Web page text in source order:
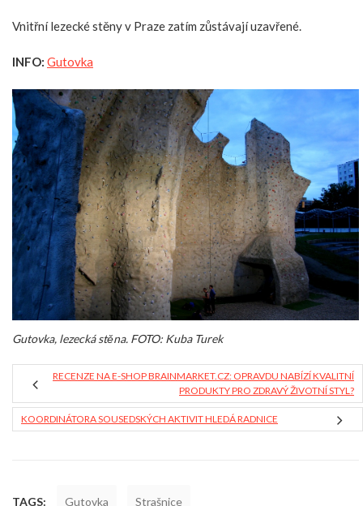
Vnitřní lezecké stěny v Praze zatím zůstávají uzavřené.
INFO: Gutovka
Gutovka, lezecká stěna. FOTO: Kuba Turek
RECENZE NA E-SHOP BRAINMARKET.CZ: OPRAVDU NABÍZÍ KVALITNÍ
PRODUKTY PRO ZDRAVÝ ŽIVOTNÍ STYL?
KOORDINÁTORA SOUSEDSKÝCH AKTIVIT HLEDÁ RADNICE
TAGS: Gutovka Strašnice